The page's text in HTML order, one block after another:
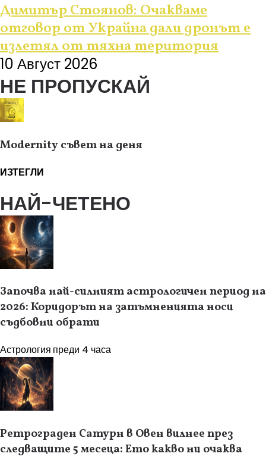
Димитър Стоянов: Очакваме
отговор от Украйна дали дронът е
излетял от тяхна територия
10 Август 2026
НЕ ПРОПУСКАЙ
Modernity съвет на деня
ИЗТЕГЛИ
НАЙ-ЧЕТЕНО
Започва най-силният астрологичен период на
2026: Коридорът на затъмненията носи
съдбовни обрати
Астрология преди 4 часа
Ретрограден Сатурн в Овен вилнее през
следващите 5 месеца: Ето какво ни очаква